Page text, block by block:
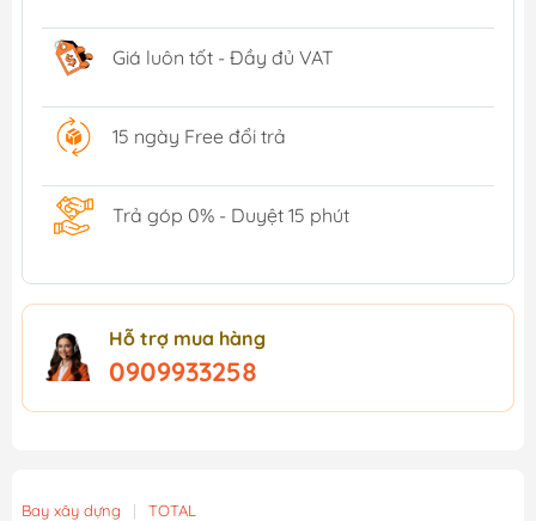
Giá luôn tốt - Đầy đủ VAT
15 ngày Free đổi trả
Trả góp 0% - Duyệt 15 phút
Hỗ trợ mua hàng
0909933258
Bay xây dựng | TOTAL